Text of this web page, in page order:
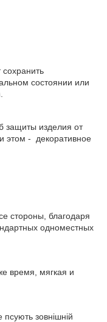
состоянии или
защиты изделия от
этом - декоративное
стороны, благодаря
одноместных
время, мягкая и
псують зовнішній